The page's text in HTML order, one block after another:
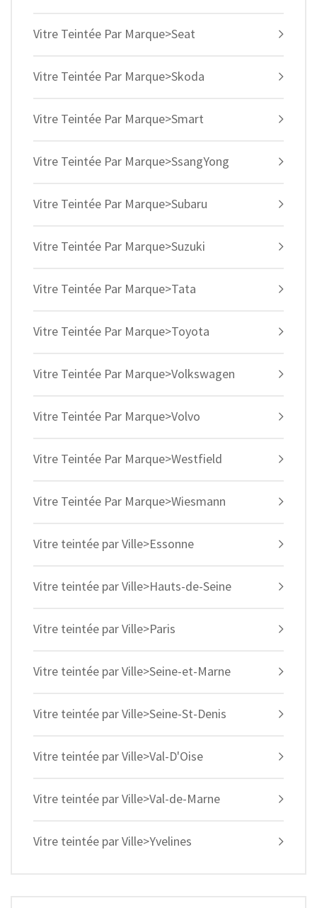
Vitre Teintée Par Marque>Seat
Vitre Teintée Par Marque>Skoda
Vitre Teintée Par Marque>Smart
Vitre Teintée Par Marque>SsangYong
Vitre Teintée Par Marque>Subaru
Vitre Teintée Par Marque>Suzuki
Vitre Teintée Par Marque>Tata
Vitre Teintée Par Marque>Toyota
Vitre Teintée Par Marque>Volkswagen
Vitre Teintée Par Marque>Volvo
Vitre Teintée Par Marque>Westfield
Vitre Teintée Par Marque>Wiesmann
Vitre teintée par Ville>Essonne
Vitre teintée par Ville>Hauts-de-Seine
Vitre teintée par Ville>Paris
Vitre teintée par Ville>Seine-et-Marne
Vitre teintée par Ville>Seine-St-Denis
Vitre teintée par Ville>Val-D'Oise
Vitre teintée par Ville>Val-de-Marne
Vitre teintée par Ville>Yvelines